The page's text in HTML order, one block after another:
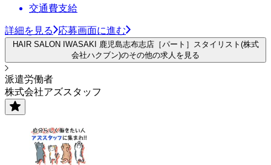
交通費支給
詳細を見る 応募画面に進む
HAIR SALON IWASAKI 鹿児島志布志店［パート］スタイリスト(株式
会社ハクブン)のその他の求人を見る
派遣労働者
株式会社アズスタッフ